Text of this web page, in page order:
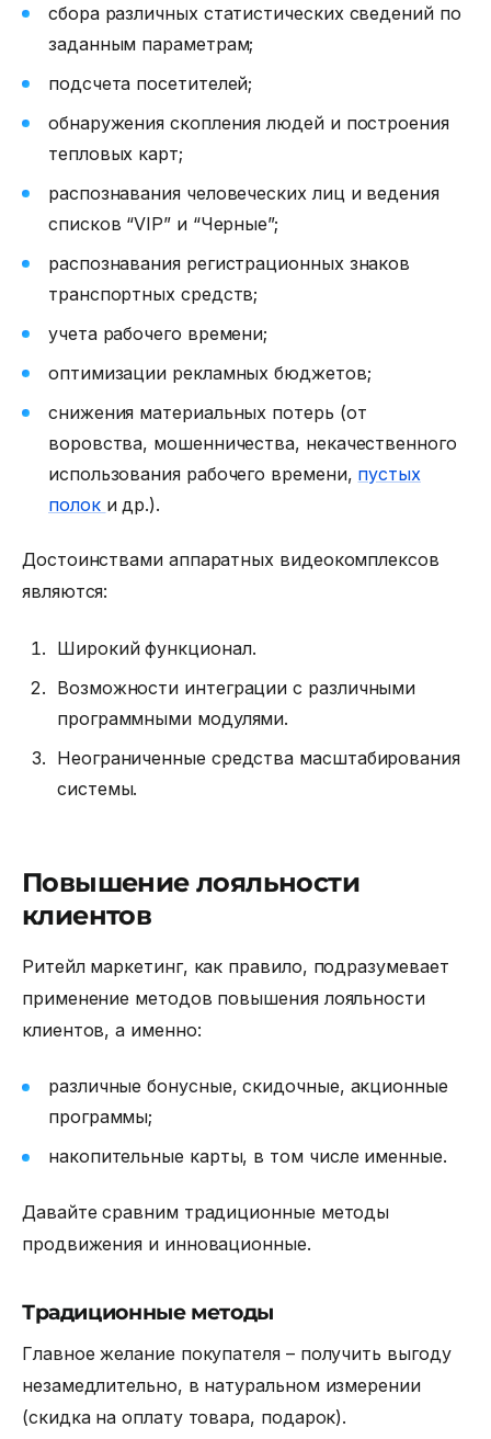
сбора различных статистических сведений по
заданным параметрам;
подсчета посетителей;
обнаружения скопления людей и построения
тепловых карт;
распознавания человеческих лиц и ведения
списков “VIP” и “Черные”;
распознавания регистрационных знаков
транспортных средств;
учета рабочего времени;
оптимизации рекламных бюджетов;
снижения материальных потерь (от
воровства, мошенничества, некачественного
использования рабочего времени, пустых
полок и др.).
Достоинствами аппаратных видеокомплексов
являются:
Широкий функционал.
Возможности интеграции с различными
программными модулями.
Неограниченные средства масштабирования
системы.
Повышение лояльности
клиентов
Ритейл маркетинг, как правило, подразумевает
применение методов повышения лояльности
клиентов, а именно:
различные бонусные, скидочные, акционные
программы;
накопительные карты, в том числе именные.
Давайте сравним традиционные методы
продвижения и инновационные.
Традиционные методы
Главное желание покупателя – получить выгоду
незамедлительно, в натуральном измерении
(скидка на оплату товара, подарок).